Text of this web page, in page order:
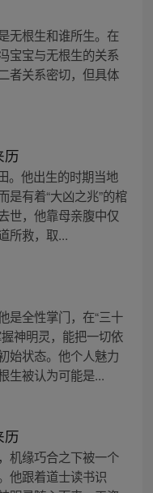
无根生和谁所生。在
宝宝与无根生的关系
者关系密切，但具体
历
。他出生的时期当地
是有着“大凶之兆”的棺
世，他靠母亲腹中仅
所救，取...
是全性掌门，在“三十
神明灵，能把一切依
始状态。他个人魅力
生被认为可能是...
历
机缘巧合之下被一个
他跟着道士读书识